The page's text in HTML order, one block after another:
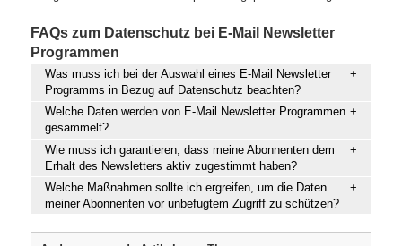
FAQs zum Datenschutz bei E-Mail Newsletter
Programmen
Was muss ich bei der Auswahl eines E-Mail Newsletter
Programms in Bezug auf Datenschutz beachten?
Welche Daten werden von E-Mail Newsletter Programmen
gesammelt?
Wie muss ich garantieren, dass meine Abonnenten dem
Erhalt des Newsletters aktiv zugestimmt haben?
Welche Maßnahmen sollte ich ergreifen, um die Daten
meiner Abonnenten vor unbefugtem Zugriff zu schützen?